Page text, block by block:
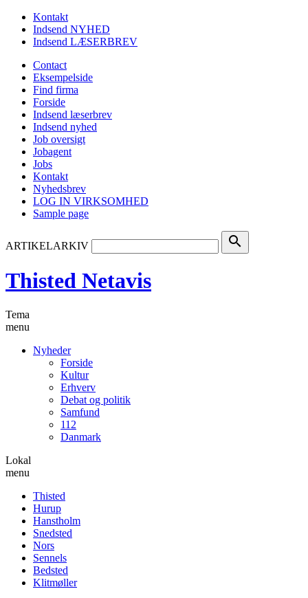
Kontakt
Indsend NYHED
Indsend LÆSERBREV
Contact
Eksempelside
Find firma
Forside
Indsend læserbrev
Indsend nyhed
Job oversigt
Jobagent
Jobs
Kontakt
Nyhedsbrev
LOG IN VIRKSOMHED
Sample page
ARTIKELARKIV search
Thisted Netavis
Tema
menu
Nyheder
Forside
Kultur
Erhverv
Debat og politik
Samfund
112
Danmark
Lokal
menu
Thisted
Hurup
Hanstholm
Snedsted
Nors
Sennels
Bedsted
Klitmøller